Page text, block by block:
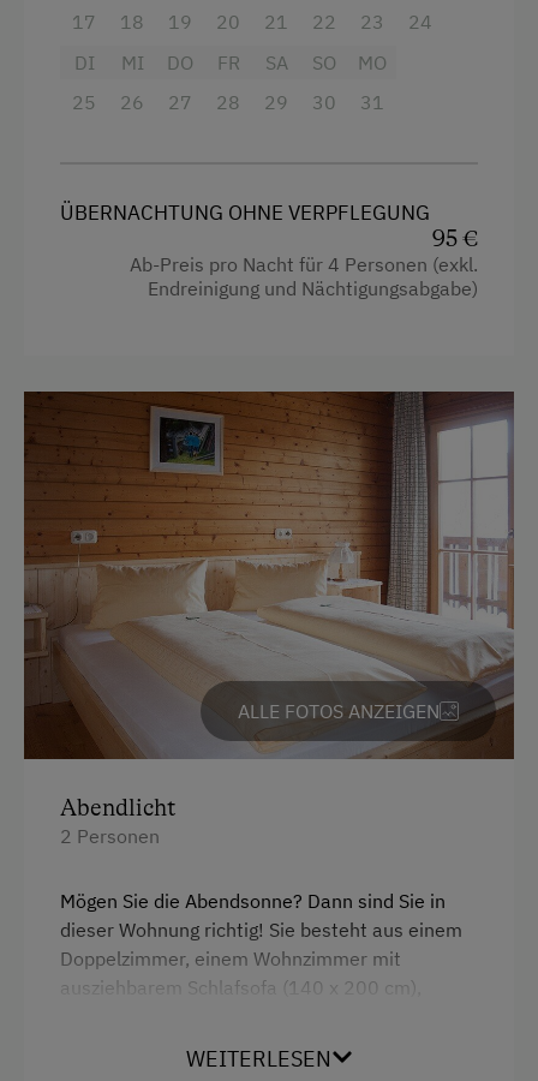
Transfer Bahnhof
Internet
Almausflüge
Almwandern
Eisstockschießen
Erlebniswanderung
Geführte Bergtouren
Geführte Wanderungen
Nationalpark
Schneeschuhwanderung
Tischtennis
Wintersport
Zusätzliche Ausstattungsmerkmale
Fernseher
Gitterbett
Haarföhn
Hochgeschwindigkeits-Internetanschluss
Hypoallergenes Kissen
Kühlschrank
Haupthaus
Doppelbett (Kingsize)
17
18
19
20
21
22
23
24
DI
25
MI
26
DO
27
FR
28
SA
29
SO
30
MO
31
ÜBERNACHTUNG OHNE VERPFLEGUNG
95 €
Ab-Preis pro Nacht für 4 Personen (exkl.
Endreinigung und Nächtigungsabgabe)
ALLE FOTOS ANZEIGEN
Abendlicht
2 Personen
Mögen Sie die Abendsonne? Dann sind Sie in
dieser Wohnung richtig! Sie besteht aus einem
Doppelzimmer, einem Wohnzimmer mit
ausziehbarem Schlafsofa (140 x 200 cm),
WEITERLESEN